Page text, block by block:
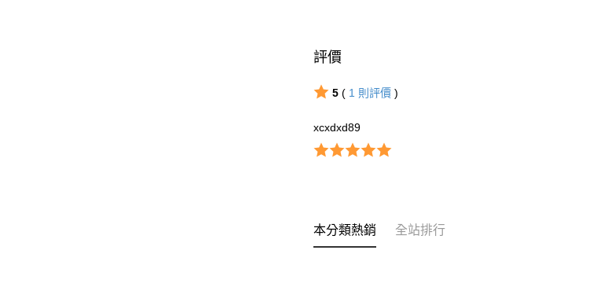
評價
5( 1 則評價 )
xcxdxd89
本分類熱銷 全站排行